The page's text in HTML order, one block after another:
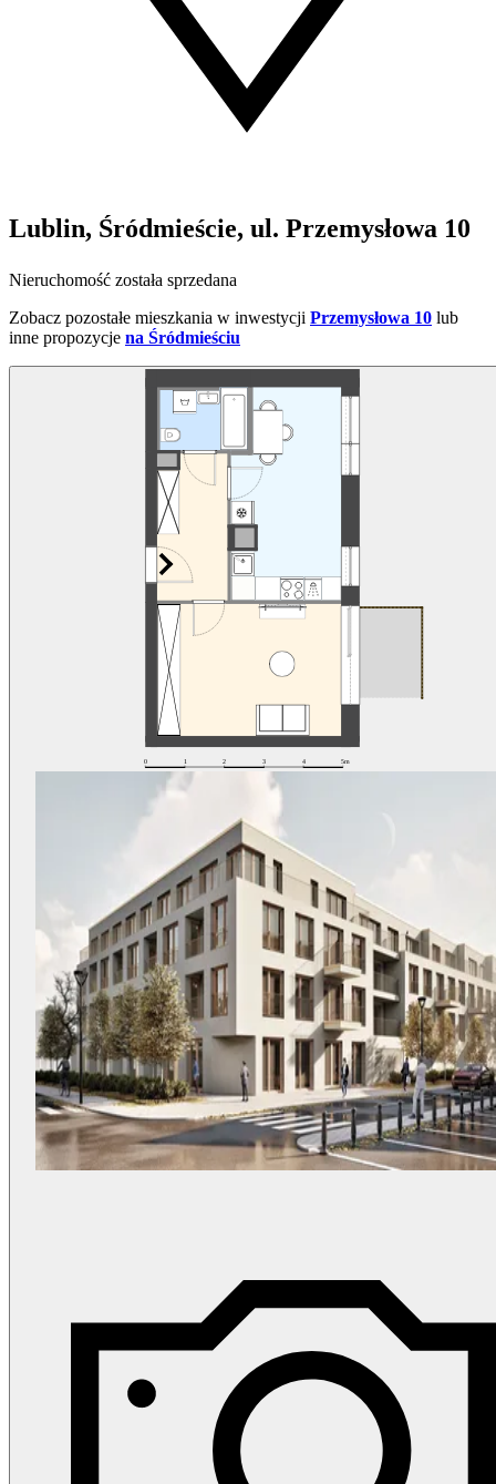
Lublin, Śródmieście, ul. Przemysłowa 10
Nieruchomość została sprzedana
Zobacz pozostałe mieszkania w inwestycji Przemysłowa 10 lub
inne propozycje na Śródmieściu